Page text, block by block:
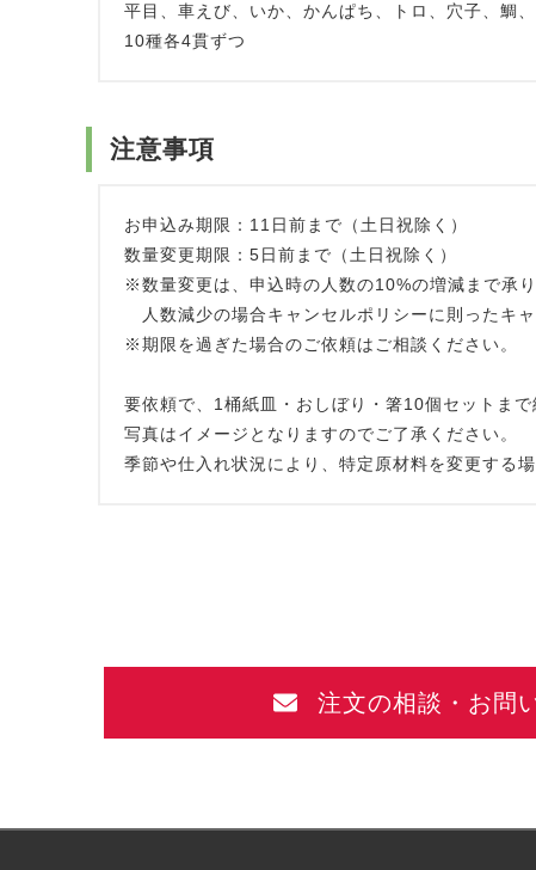
平目、車えび、いか、かんぱち、トロ、穴子、鯛
10種各4貫ずつ
注意事項
お申込み期限：11日前まで（土日祝除く）
数量変更期限：5日前まで（土日祝除く）
※数量変更は、申込時の人数の10%の増減まで承
人数減少の場合キャンセルポリシーに則ったキ
※期限を過ぎた場合のご依頼はご相談ください。
要依頼で、1桶紙皿・おしぼり・箸10個セットまで
写真はイメージとなりますのでご了承ください。
季節や仕入れ状況により、特定原材料を変更する
注文の相談・お問